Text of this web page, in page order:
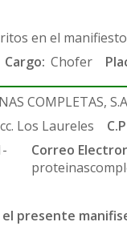
en el
Cargo: Chofer
COMPLETAS,
Los Laureles
Correo
presente